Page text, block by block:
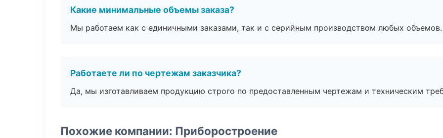
Какие минимальные объемы заказа?
Мы работаем как с единичными заказами, так и с серийным производством любых объемов.
Работаете ли по чертежам заказчика?
Да, мы изготавливаем продукцию строго по предоставленным чертежам и техническим
Похожие компании: Приборостроение